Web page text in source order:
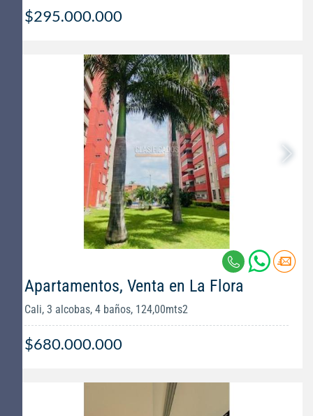
$295.000.000
Apartamentos, Venta en La Flora
Cali, 3 alcobas, 4 baños, 124,00mts2
$680.000.000